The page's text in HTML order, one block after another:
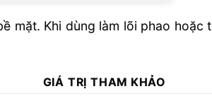
mặt. Khi dùng làm lõi phao hoặc
GIÁ TRỊ THAM KHẢO